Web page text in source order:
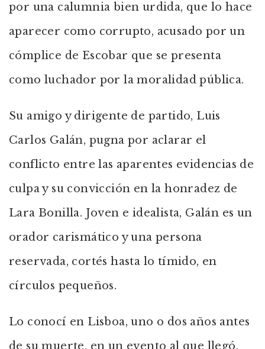
por una calumnia bien urdida, que lo hace
aparecer como corrupto, acusado por un
cómplice de Escobar que se presenta
como luchador por la moralidad pública.
Su amigo y dirigente de partido, Luis
Carlos Galán, pugna por aclarar el
conflicto entre las aparentes evidencias de
culpa y su convicción en la honradez de
Lara Bonilla. Joven e idealista, Galán es un
orador carismático y una persona
reservada, cortés hasta lo tímido, en
círculos pequeños.
Lo conocí en Lisboa, uno o dos años antes
de su muerte, en un evento al que llegó,